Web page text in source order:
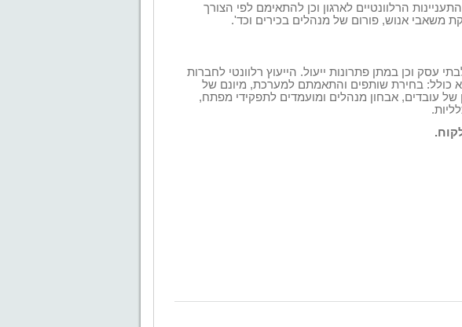
הרלוונטיים לארגון וכן להתאימם לפי הצורך
משאבי אנוש, פורום של מנהלים בכירים וכד'.
עסק וכן במתן פתרונות ייעול. הייעוץ רלוונטי לחברות
כולל: בחירת שותפים והתאמתם למערכת, מיונם של
של עובדים, אבחון מנהלים ומועמדים לתפקידי מפתח,
.
.